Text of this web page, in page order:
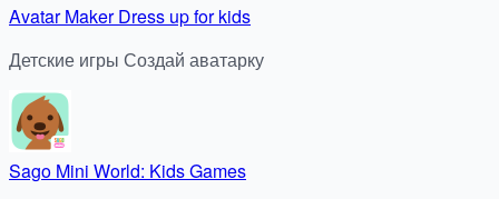
Avatar Maker Dress up for kids
Детские игры Создай аватарку
Sago Mini World: Kids Games